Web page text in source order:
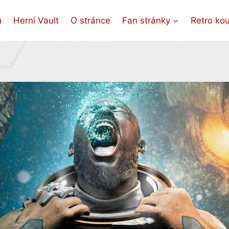
Herní Vault O stránce Fan stránky Retro